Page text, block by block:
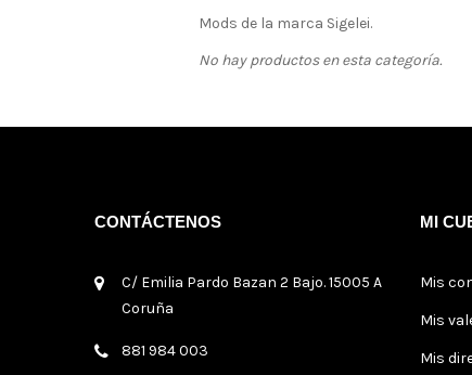
Mods de la marca Sigelei.
No hay productos en esta categoría.
CONTÁCTENOS
C/ Emilia Pardo Bazan 2 Bajo. 15005 A
Coruña
881 984 003
MI
Mis
Mis
Mis